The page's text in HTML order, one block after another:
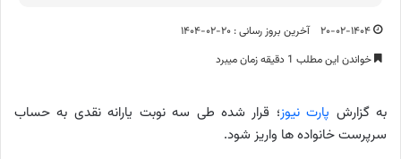
۲۰-۰۲-۱۴۰۴
آخرین بروز رسانی : ۲۰-۰۲-۱۴۰۴
خواندن این مطلب 1 دقیقه زمان میبرد
به گزارش پارت نیوز؛ قرار شده طی سه نوبت یارانه نقدی به حساب
سرپرست خانواده ها واریز شود.